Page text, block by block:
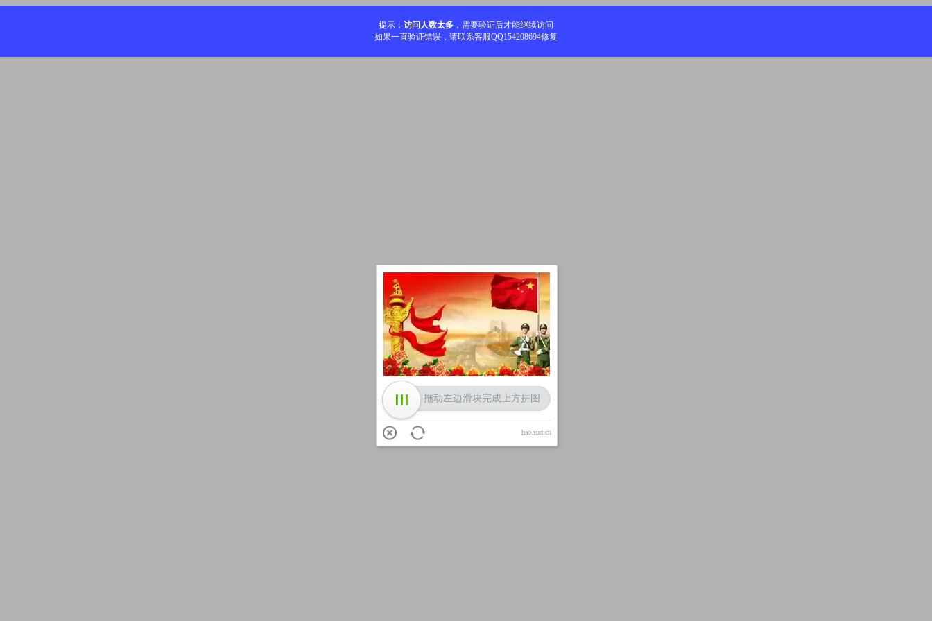
提示： 访问人数太多 ，需要验证后才能继续访问
如果一直验证错误，请联系客服QQ154208694修复
加载中
拖动左边滑块完成上方拼图
hao.sud.cn